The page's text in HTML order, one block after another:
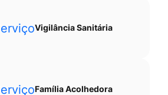
Vigilância Sanitária
Família Acolhedora